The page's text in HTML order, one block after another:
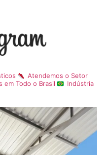
Atendemos o Setor
em Todo o Brasil
Indústria